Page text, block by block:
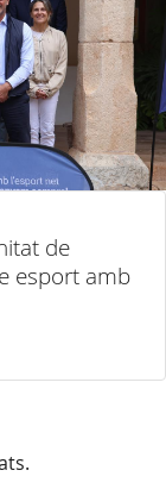
de
esport amb